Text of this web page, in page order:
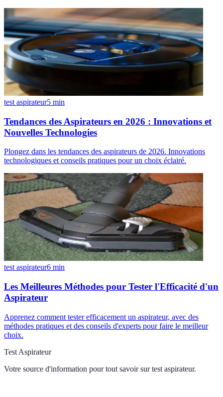
test aspirateur5 min
Tendances des Aspirateurs en 2026 : Innovations et
Nouvelles Technologies
Plongez dans les tendances des aspirateurs de 2026. Innovations
technologiques et conseils pratiques pour un choix éclairé.
test aspirateur6 min
Les Meilleures Méthodes pour Tester l'Efficacité d'un
Aspirateur
Apprenez comment tester efficacement un aspirateur, avec des
méthodes pratiques et des conseils d'experts pour faire le meilleur
choix.
Test Aspirateur
Votre source d'information pour tout savoir sur test aspirateur.